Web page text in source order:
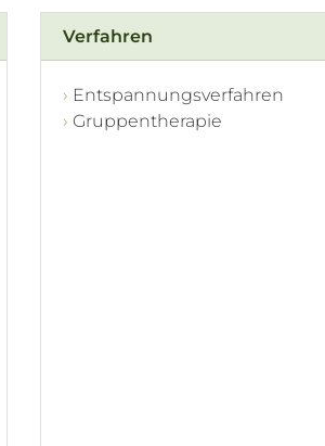
Verfahren
Entspannungsverfahren
Gruppentherapie